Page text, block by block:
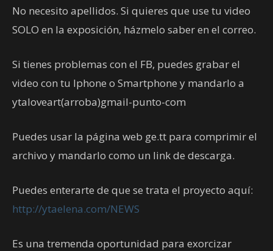
No necesito apellidos. Si quieres que use tu video
SOLO en la exposición, házmelo saber en el correo.
Si tienes problemas con el FB, puedes grabar el
video con tu Iphone o Smartphone y mandarlo a
ytaloveart(arroba)gmail-punto-com
Puedes usar la página web ge.tt para comprimir el
archivo y mandarlo como un link de descarga.
Puedes enterarte de que se trata el proyecto aquí:
http://ytaelena.com/NEWS
Es una tremenda oportunidad para exorcizar